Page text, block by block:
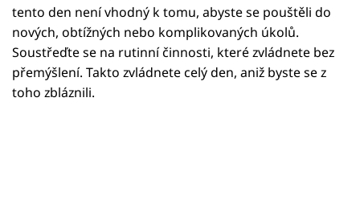
Filmový festival Karlovy Vary
Pořady
Mámy sobě
tento den není vhodný k tomu, abyste se pouštěli do
nových, obtížných nebo komplikovaných úkolů.
Soustřeďte se na rutinní činnosti, které zvládnete bez
přemýšlení. Takto zvládnete celý den, aniž byste se z
toho zbláznili.